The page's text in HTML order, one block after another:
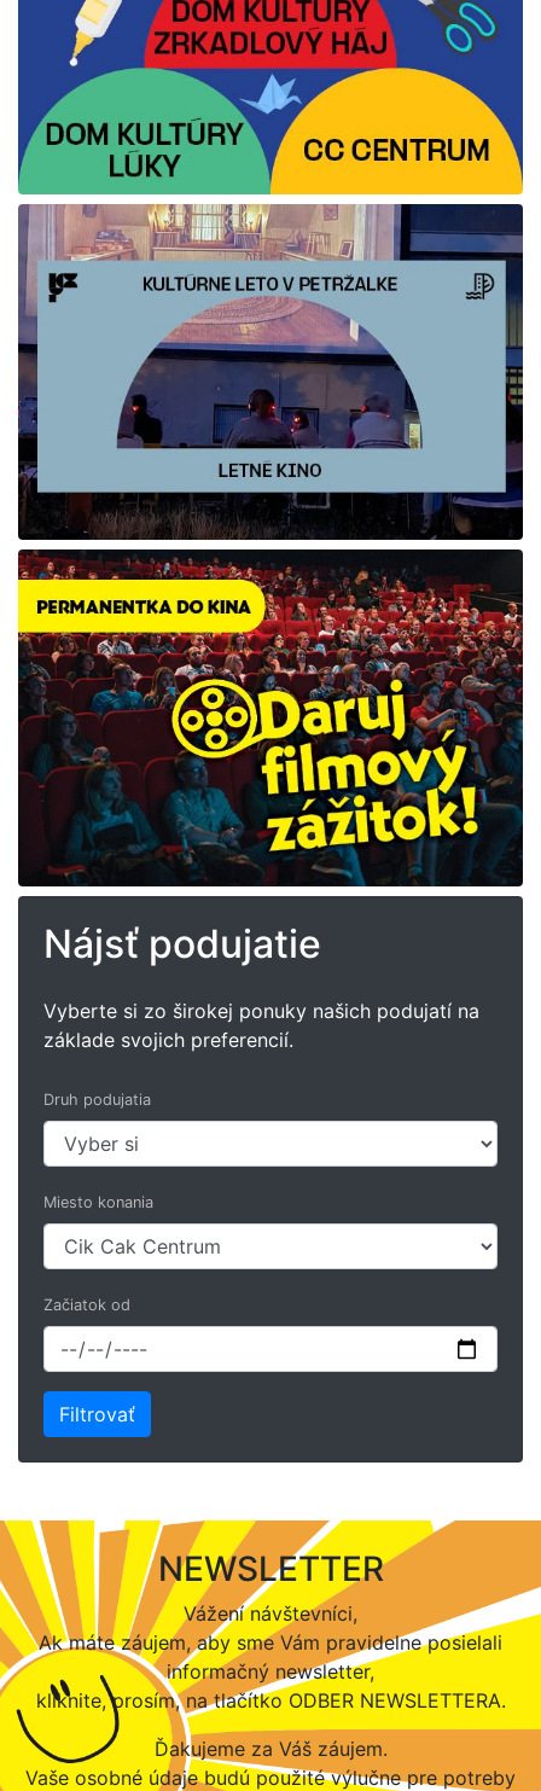
Nájsť podujatie
Vyberte si zo širokej ponuky našich podujatí na
základe svojich preferencií.
Druh podujatia
Miesto konania
Začiatok od
NEWSLETTER
Vážení návštevníci,
Ak máte záujem, aby sme Vám pravidelne posielali
informačný newsletter,
kliknite, prosím, na tlačítko ODBER NEWSLETTERA.
Ďakujeme za Váš záujem.
Vaše osobné údaje budú použité výlučne pre potreby